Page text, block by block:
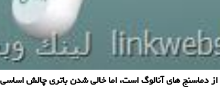
دماسنج های آنالوگ است، اما خالی شدن باتری چالش